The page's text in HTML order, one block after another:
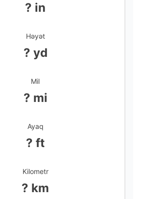
? in
Həyət
? yd
Mil
? mi
Ayaq
? ft
Kilometr
? km